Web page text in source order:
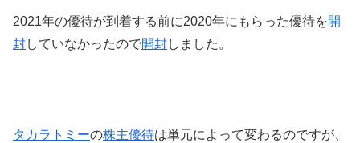
2021年の優待が到着する前に2020年にもらった優待を開
封していなかったので開封しました。
タカラトミーの株主優待は単元によって変わるのですが、